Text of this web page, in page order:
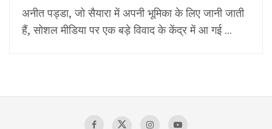
अनीत पड्डा, जो सैयारा में अपनी भूमिका के लिए जानी जाती
हैं, सोशल मीडिया पर एक बड़े विवाद के केंद्र में आ गई ...